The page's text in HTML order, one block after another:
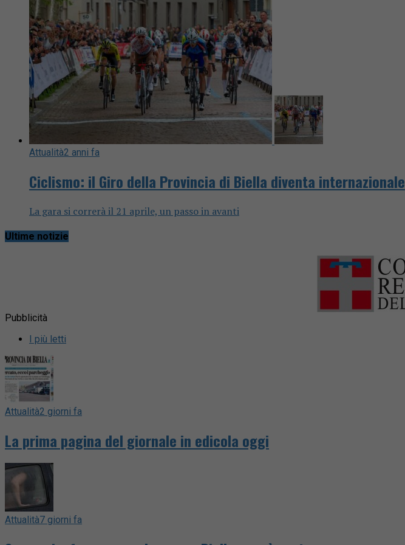
Attualità2 anni fa
Ciclismo: il Giro della Provincia di Biella diventa internazionale
La gara si correrà il 21 aprile, un passo in avanti
Ultime notizie
Pubblicità
I più letti
Attualità2 giorni fa
La prima pagina del giornale in edicola oggi
Attualità7 giorni fa